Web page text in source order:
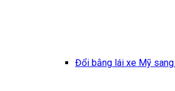
Đổi bằng lái xe Mỹ